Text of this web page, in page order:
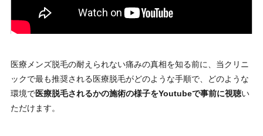
医療メンズ脱毛の耐えられない痛みの真相を知る前に、当クリニ
ックで最も推奨される医療脱毛がどのような手順で、どのような
環境で医療脱毛されるかの施術の様子をYoutubeで事前に視聴い
ただけます。